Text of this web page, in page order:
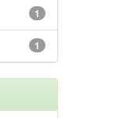
1
1